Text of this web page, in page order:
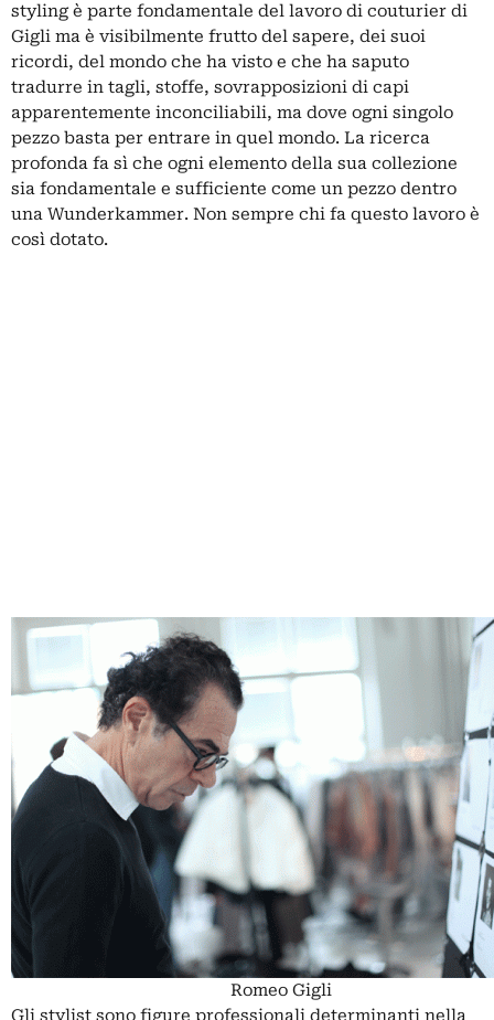
styling è parte fondamentale del lavoro di couturier di
Gigli ma è visibilmente frutto del sapere, dei suoi
ricordi, del mondo che ha visto e che ha saputo
tradurre in tagli, stoffe, sovrapposizioni di capi
apparentemente inconciliabili, ma dove ogni singolo
pezzo basta per entrare in quel mondo. La ricerca
profonda fa sì che ogni elemento della sua collezione
sia fondamentale e sufficiente come un pezzo dentro
una Wunderkammer. Non sempre chi fa questo lavoro è
così dotato.
Romeo Gigli
Gli stylist sono figure professionali determinanti nella